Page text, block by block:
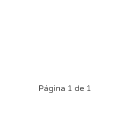
Página 1 de 1